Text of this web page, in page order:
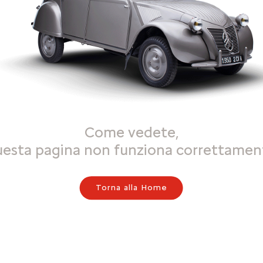
Come vedete,
pagina non funziona
Torna alla Home